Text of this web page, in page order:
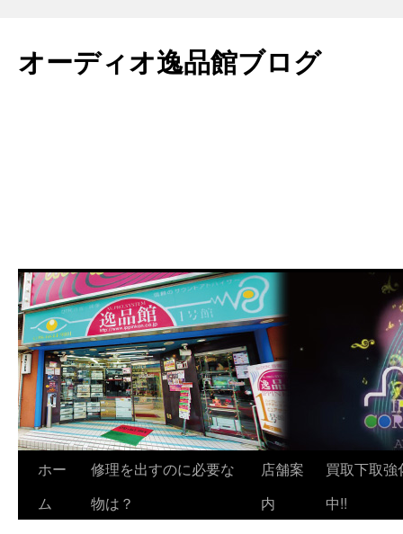
テ
ン
オーディオ逸品館ブログ
ホー
ム
修理を出すのに必要な
物は？
店舗案
内
買取下取強
中!!